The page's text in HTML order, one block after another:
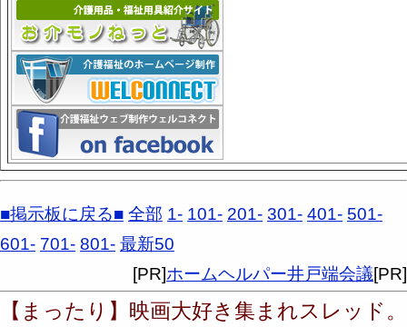
■掲示板に戻る■ 全部 1- 101- 201- 301- 401- 501-
601- 701- 801- 最新50
[PR]ホームヘルパー井戸端会議[PR]
【まったり】映画大好き集まれスレッド。